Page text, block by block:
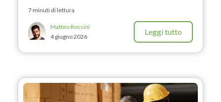
7 minuti di lettura
Matteo Rossini
4 giugno 2026
Leggi tutto